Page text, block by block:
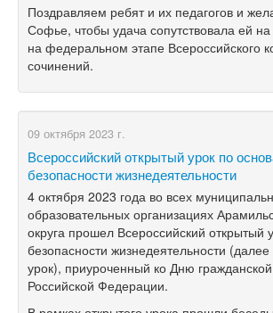
Поздравляем ребят и их педагогов и
Софье, чтобы удача сопутствовала ей
на федеральном этапе Всероссийского
сочинений.
09 октября 2023 г.
Всероссийский открытый урок по
безопасности жизнедеятельности
4 октября 2023 года во всех
образовательных организациях
округа прошел Всероссийский открытый
безопасности жизнедеятельности
урок), приуроченный ко Дню
Российской Федерации.